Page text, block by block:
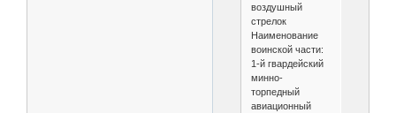
воздушный
стрелок
Наименование
воинской части:
1-й гвардейский
минно-
торпедный
авиационный